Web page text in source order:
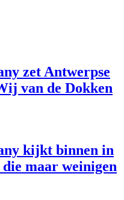
zet Antwerpse
van de Dokken
kijkt binnen in
maar weinigen